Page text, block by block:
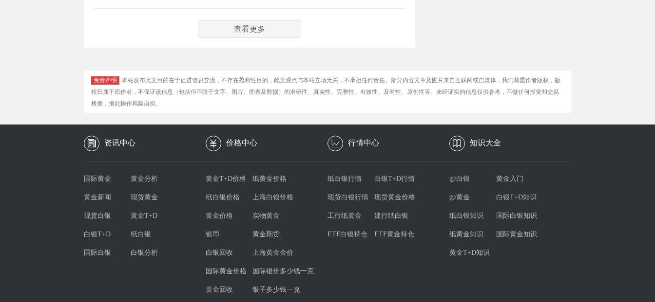
查看更多
免责声明
本站发布此文目的在于促进信息交流，不存在盈利性目的，此文观点与本站立场无关，不承担任何责任。部分内容文章及图片来自互联网或自媒体，我们尊重作者版权，版
权归属于原作者，不保证该信息（包括但不限于文字、图片、图表及数据）的准确性、真实性、完整性、有效性、及时性、原创性等。未经证实的信息仅供参考，不做任何投资和交易
根据，据此操作风险自担。
资讯中心 价格中心 行情中心 知识大全
国际黄金 黄金分析
黄金新闻 现货黄金
现货白银 黄金T+D
白银T+D 纸白银
国际白银 白银分析
黄金T+D价格 纸黄金价格
纸白银价格 上海白银价格
黄金价格 实物黄金
银币 黄金期货
白银回收 上海黄金金价
国际黄金价格 国际银价多少钱一克
黄金回收 银子多少钱一克
纸白银行情 白银T+D行情
现货白银行情 现货黄金价格
工行纸黄金 建行纸白银
ETF白银持仓 ETF黄金持仓
炒白银 黄金入门
炒黄金 白银T+D知识
纸白银知识 国际白银知识
纸黄金知识 国际黄金知识
黄金T+D知识